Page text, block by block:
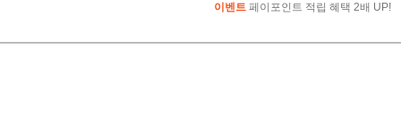
이벤트 페이포인트 적립 혜택 2배 UP!